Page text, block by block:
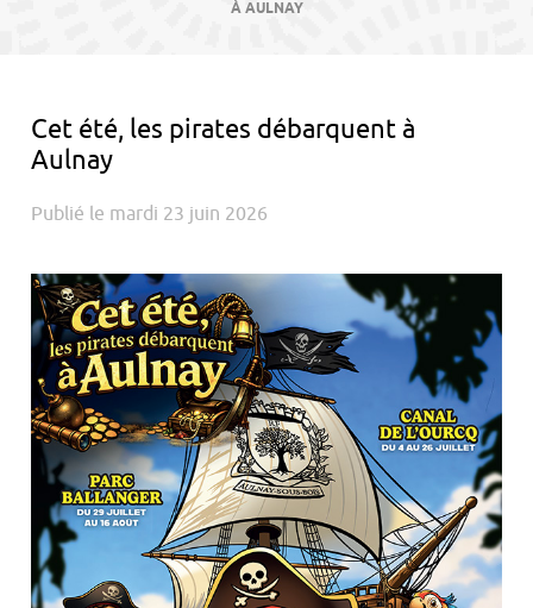
À AULNAY
Cet été, les pirates débarquent à
Aulnay
Publié le mardi 23 juin 2026